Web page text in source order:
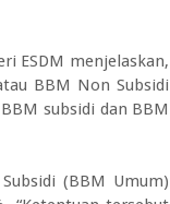
ESDM menjelaskan,
BBM Non Subsidi
subsidi dan BBM
(BBM Umum)